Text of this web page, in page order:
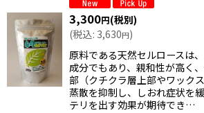
3,300円(税別)
(税込: 3,630円)
原料である天然セルロースは
成分でもあり、親和性が高く
部（クチクラ層上部やワック
蒸散を抑制し、しおれ症状を
テリを出す効果が期待でき…